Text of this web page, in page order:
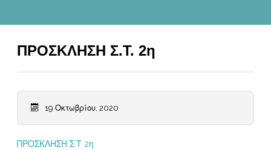
ΠΡΟΣΚΛΗΣΗ Σ.Τ. 2η
19 Οκτωβρίου, 2020
ΠΡΟΣΚΛΗΣΗ Σ.Τ 2η